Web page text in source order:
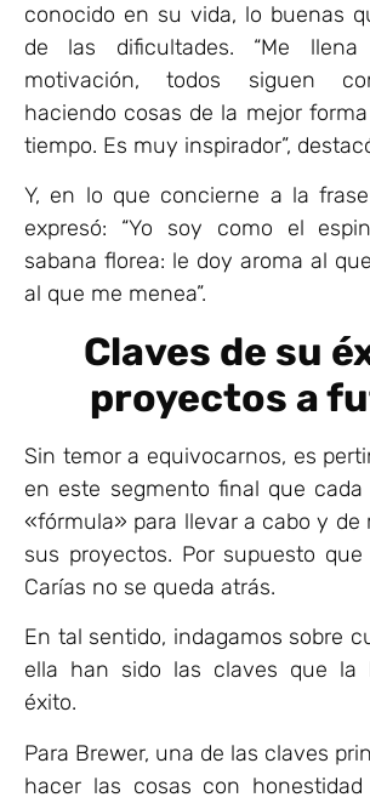
conocido en su vida, lo buenas
de las dificultades. “Me
motivación, todos siguen
haciendo cosas de la mejor
tiempo. Es muy inspirador”,
Y, en lo que concierne a la
expresó: “Yo soy como el
sabana florea: le doy aroma al
al que me menea”.
Claves de su
proyectos a
Sin temor a equivocarnos, es
en este segmento final que
«fórmula» para llevar a cabo y de
sus proyectos. Por supuesto
Carías no se queda atrás.
En tal sentido, indagamos sobre
ella han sido las claves que la
éxito.
Para Brewer, una de las claves
hacer las cosas con